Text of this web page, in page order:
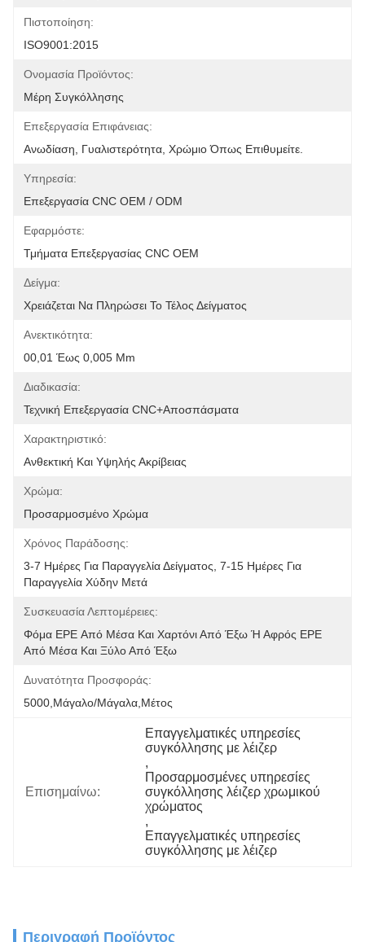
Πιστοποίηση:
ISO9001:2015
Ονομασία Προϊόντος:
Μέρη Συγκόλλησης
Επεξεργασία Επιφάνειας:
Ανωδίαση, Γυαλιστερότητα, Χρώμιο Όπως Επιθυμείτε.
Υπηρεσία:
Επεξεργασία CNC OEM / ODM
Εφαρμόστε:
Τμήματα Επεξεργασίας CNC OEM
Δείγμα:
Χρειάζεται Να Πληρώσει Το Τέλος Δείγματος
Ανεκτικότητα:
00,01 Έως 0,005 Mm
Διαδικασία:
Τεχνική Επεξεργασία CNC+αποσπάσματα
Χαρακτηριστικό:
Ανθεκτική Και Υψηλής Ακρίβειας
Χρώμα:
Προσαρμοσμένο Χρώμα
Χρόνος Παράδοσης:
3-7 Ημέρες Για Παραγγελία Δείγματος, 7-15 Ημέρες Για
Παραγγελία Χύδην Μετά
Συσκευασία Λεπτομέρειες:
Φόμα EPE Από Μέσα Και Χαρτόνι Από Έξω Ή Αφρός EPE
Από Μέσα Και Ξύλο Από Έξω
Δυνατότητα Προσφοράς:
5000,Μάγαλο/Μάγαλα,Μέτος
Επισημαίνω:
Επαγγελματικές υπηρεσίες
συγκόλλησης με λέιζερ
,
Προσαρμοσμένες υπηρεσίες
συγκόλλησης λέιζερ χρωμικού
χρώματος
,
Επαγγελματικές υπηρεσίες
συγκόλλησης με λέιζερ
Περιγραφή Προϊόντος